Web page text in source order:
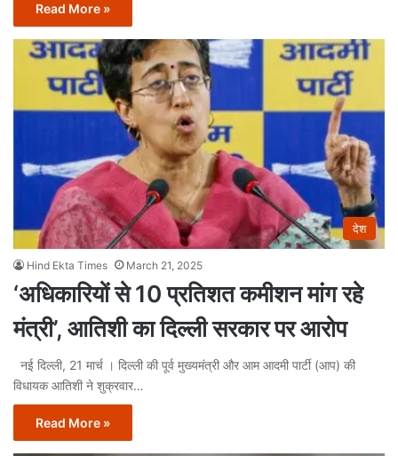
Read More »
देश
Hind Ekta Times March 21, 2025
‘अधिकारियों से 10 प्रतिशत कमीशन मांग रहे
मंत्री’, आतिशी का दिल्ली सरकार पर आरोप
नई दिल्ली, 21 मार्च । दिल्ली की पूर्व मुख्यमंत्री और आम आदमी पार्टी (आप) की
विधायक आतिशी ने शुक्रवार…
Read More »